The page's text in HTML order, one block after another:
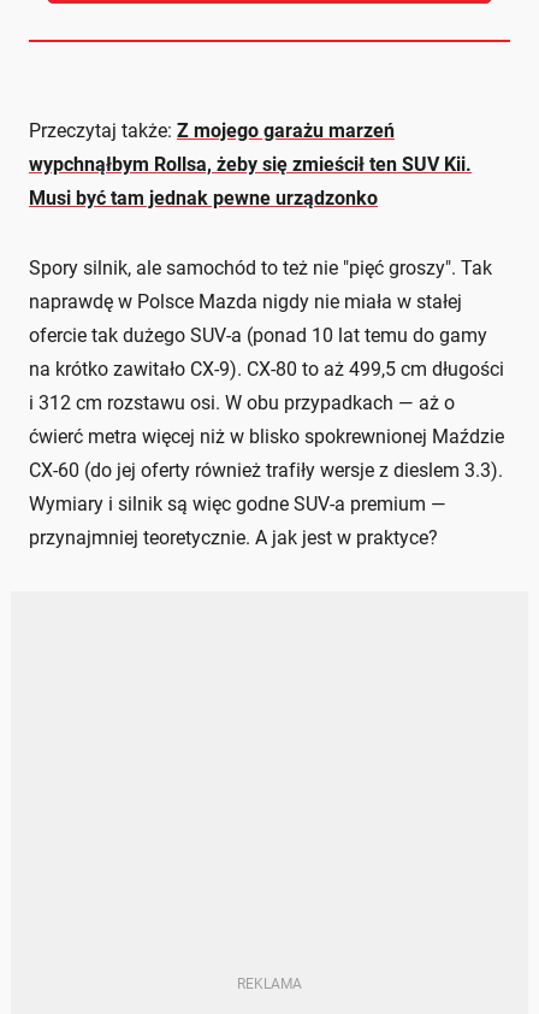
Przeczytaj także: Z mojego garażu marzeń
wypchnąłbym Rollsa, żeby się zmieścił ten SUV Kii.
Musi być tam jednak pewne urządzonko
Spory silnik, ale samochód to też nie "pięć groszy". Tak
naprawdę w Polsce Mazda nigdy nie miała w stałej
ofercie tak dużego SUV-a (ponad 10 lat temu do gamy
na krótko zawitało CX-9). CX-80 to aż 499,5 cm długości
i 312 cm rozstawu osi. W obu przypadkach — aż o
ćwierć metra więcej niż w blisko spokrewnionej Maździe
CX-60 (do jej oferty również trafiły wersje z dieslem 3.3).
Wymiary i silnik są więc godne SUV-a premium —
przynajmniej teoretycznie. A jak jest w praktyce?